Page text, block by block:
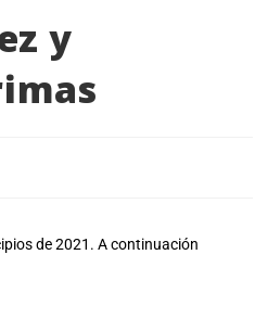
y
de 2021. A continuación